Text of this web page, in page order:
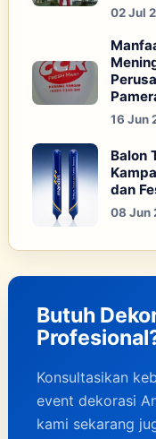
02 Jul
16 Jun
Balon
dan
08 Jun
Butuh
Konsultasikan
event dekorasi
kami sekarang